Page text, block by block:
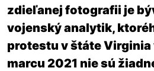
zdieľanej fotografii je
vojenský analytik,
protestu v štáte Virginia
marcu 2021 nie sú